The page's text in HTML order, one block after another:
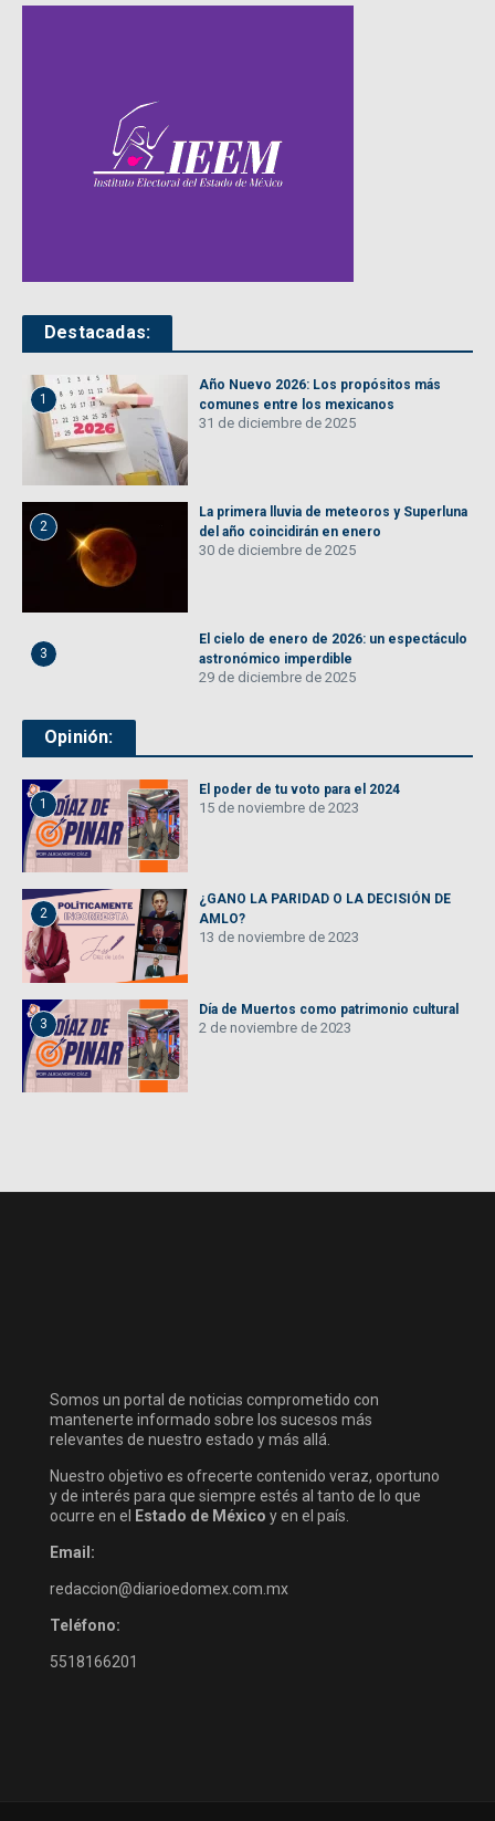
Destacadas:
1
Año Nuevo 2026: Los propósitos más
comunes entre los mexicanos
31 de diciembre de 2025
2
La primera lluvia de meteoros y Superluna
del año coincidirán en enero
30 de diciembre de 2025
3
El cielo de enero de 2026: un espectáculo
astronómico imperdible
29 de diciembre de 2025
Opinión:
1
El poder de tu voto para el 2024
15 de noviembre de 2023
2
¿GANO LA PARIDAD O LA DECISIÓN DE
AMLO?
13 de noviembre de 2023
3
Día de Muertos como patrimonio cultural
2 de noviembre de 2023
Somos un portal de noticias comprometido con
mantenerte informado sobre los sucesos más
relevantes de nuestro estado y más allá.
Nuestro objetivo es ofrecerte contenido veraz, oportuno
y de interés para que siempre estés al tanto de lo que
ocurre en el
Estado de México y en el país.
Email:
redaccion@diarioedomex.com.mx
Teléfono:
5518166201